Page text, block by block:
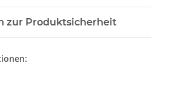
zur Produktsicherheit